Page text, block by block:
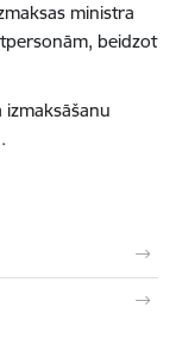
ministra
beidzot
izmaksāšanu